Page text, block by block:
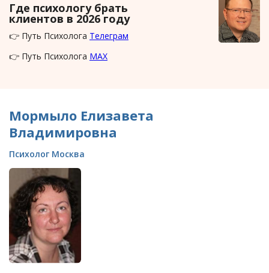
Где психологу брать
клиентов в 2026 году
👉 Путь Психолога Телеграм
👉 Путь Психолога MAX
Мормыло Елизавета
Владимировна
Психолог Москва